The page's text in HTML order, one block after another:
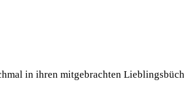
in ihren mitgebrachten